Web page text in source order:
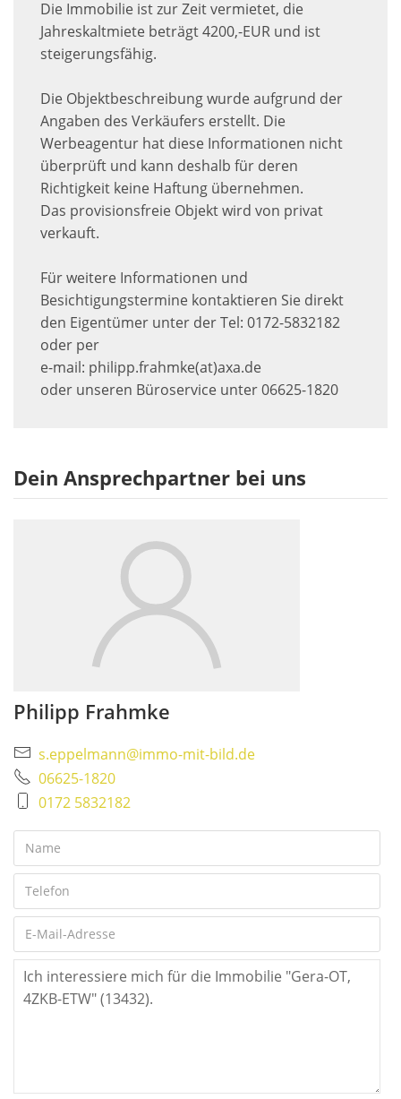
Die Immobilie ist zur Zeit vermietet, die
Jahreskaltmiete beträgt 4200,-EUR und ist
steigerungsfähig.
Die Objektbeschreibung wurde aufgrund der
Angaben des Verkäufers erstellt. Die
Werbeagentur hat diese Informationen nicht
überprüft und kann deshalb für deren
Richtigkeit keine Haftung übernehmen.
Das provisionsfreie Objekt wird von privat
verkauft.
Für weitere Informationen und
Besichtigungstermine kontaktieren Sie direkt
den Eigentümer unter der Tel: 0172-5832182
oder per
e-mail: philipp.frahmke(at)axa.de
oder unseren Büroservice unter 06625-1820
Dein Ansprechpartner bei uns
Philipp Frahmke
s.eppelmann@immo-mit-bild.de
06625-1820
0172 5832182